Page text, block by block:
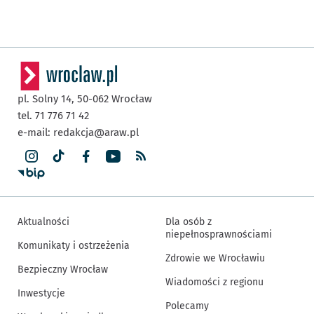
pl. Solny 14, 50-062 Wrocław
tel. 71 776 71 42
e-mail: redakcja@araw.pl
Aktualności
Komunikaty i ostrzeżenia
Bezpieczny Wrocław
Inwestycje
Dla osób z
niepełnosprawnościami
Zdrowie we Wrocławiu
Wiadomości z regionu
Polecamy